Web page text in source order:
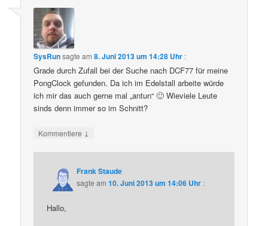
SysRunsagte am8. Juni 2013 um 14:28 Uhr :
Grade durch Zufall bei der Suche nach DCF77 für meine
PongClock gefunden. Da ich im Edelstall arbeite würde
ich mir das auch gerne mal „antun“ 🙂 Wieviele Leute
sinds denn immer so im Schnitt?
Kommentiere ↓
Frank Staude
sagte am10. Juni 2013 um 14:06 Uhr :
Hallo,